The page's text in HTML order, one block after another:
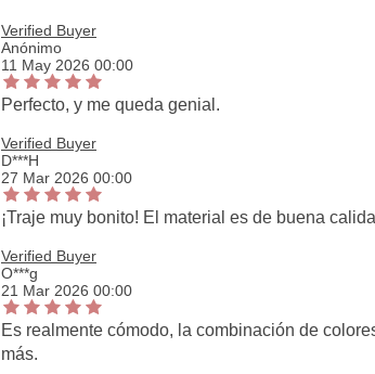
Verified Buyer
Anónimo
11 May 2026 00:00
Perfecto, y me queda genial.
Verified Buyer
D***H
27 Mar 2026 00:00
¡Traje muy bonito! El material es de buena
Verified Buyer
O***g
21 Mar 2026 00:00
Es realmente cómodo, la combinación de
más.